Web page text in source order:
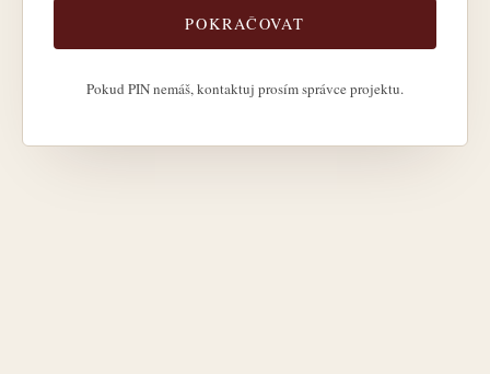
POKRAČOVAT
Pokud PIN nemáš, kontaktuj prosím správce projektu.